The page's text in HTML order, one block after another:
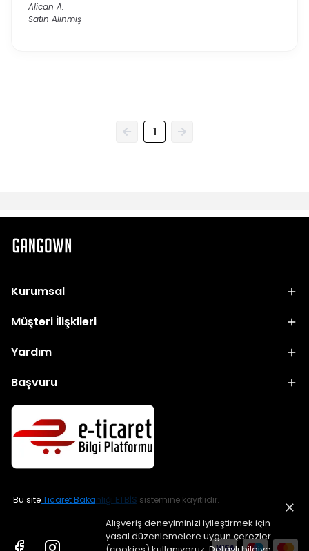
Alışveriş deneyiminizi iyileştirmek için
yasal düzenlemelere uygun çerezler
Alican A.
Satın Alınmış
1
Kurumsal
Müşteri İlişkileri
Yardım
Başvuru
Bu siteTicaret Bakanlığı ETBİS sistemine kayıtlıdır.